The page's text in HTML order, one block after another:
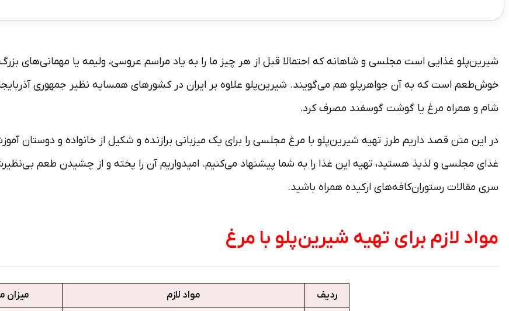
شیرین‌پلو غذایی است مجلسی و شاهانه که احتمالا قبل از هر چیز ما را به یاد مراسم عروسی، ولیمه یا مهمانی­‌های
خوش­‌طعم است که به آن جواهرپلو هم می­‌گویند. شیرین‌پلو علاوه بر ایران در کشورهای همسایه نظیر جمهوری آذربایجان
شام و همراه مرغ یا گوشت گوسفند مصرف کرد.
در این متن قصد داریم طرز تهیه شیرین‌پلو با مرغ مجلسی را برای یک میزبانی برازنده و شکیل از خانواده و دوستان
غذای مجلسی و لذیذ هستید، تهیه این غذا را به شما پیشنهاد می­‌کنیم. امیدواریم آن را پخته و از چشیدن طعم بی­‌نظیرش
سری مقالات رستوران‌­کافه­‌های ارکیده همراه باشید.
مواد لازم برای تهیه شیرین‌پلو با مرغ
ردیف مواد لازم
میزان